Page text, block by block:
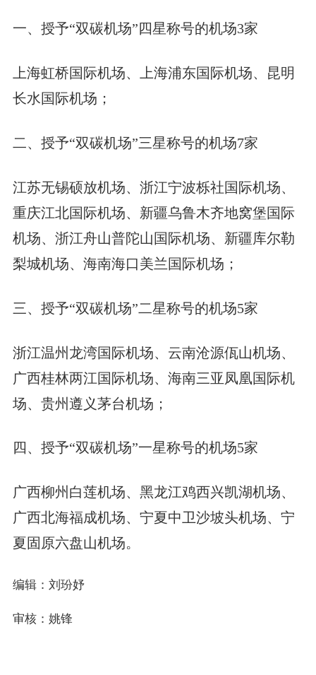
一、授予“双碳机场”四星称号的机场3家
上海虹桥国际机场、上海浦东国际机场、昆明
长水国际机场；
二、授予“双碳机场”三星称号的机场7家
江苏无锡硕放机场、浙江宁波栎社国际机场、
重庆江北国际机场、新疆乌鲁木齐地窝堡国际
机场、浙江舟山普陀山国际机场、新疆库尔勒
梨城机场、海南海口美兰国际机场；
三、授予“双碳机场”二星称号的机场5家
浙江温州龙湾国际机场、云南沧源佤山机场、
广西桂林两江国际机场、海南三亚凤凰国际机
场、贵州遵义茅台机场；
四、授予“双碳机场”一星称号的机场5家
广西柳州白莲机场、黑龙江鸡西兴凯湖机场、
广西北海福成机场、宁夏中卫沙坡头机场、宁
夏固原六盘山机场。
编辑：刘玢妤
审核：姚锋